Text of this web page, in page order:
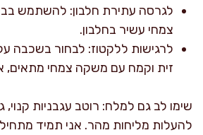
לגרסה עתירת חלבון: להשתמש
צמחי עשיר בחלבון.
לרגישות ללקטוז: לבחור בשכבה
זית וקמח עם משקה צמחי מתאים,
שימו לב גם למלח: רוטב עגבניות קנוי,
להעלות מליחות מהר. אני תמיד